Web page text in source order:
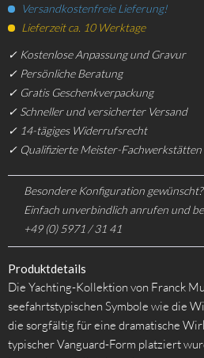
Versandkostenfreie Lieferung!
Lieferzeit ca. 10 Werktage
✓ Kostenlose Anpassung und Gravur
✓ Persönliche Beratung
✓ Gratis Geschenkverpackung
✓ Schneller und versicherter Versand
✓ 14-tägiges Widerrufsrecht
✓ Qualifizierte Meister-Fachwerkstätten
Besondere Konfiguration gewünscht?
Einfach unverbindlich anrufen und
+49 (0) 5971 / 31 41
Produktdetails
Die Yachting-Kollektion von Franck
seefahrtstypischen Symbole wie die
die sorgfältig für eine dramatische
typischer Vanguard-Form platziert